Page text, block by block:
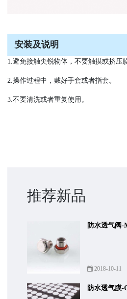
安装及说明
1.避免接触尖锐物体，不要触摸或挤压
2.操作过程中，戴好手套或者指套。
3.不要清洗或者重复使用。
推荐新品
防水透气阀-
2018-10-11
防水透气膜-